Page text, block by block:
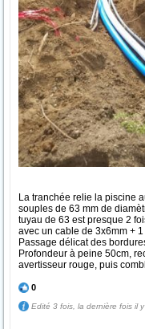
La tranchée relie la piscine
souples de 63 mm de
tuyau de 63 est presque 2
avec un cable de 3x6mm +
Passage délicat des
Profondeur à peine 50cm,
avertisseur rouge, puis
0
Edité 3 fois, la dernière fois il y